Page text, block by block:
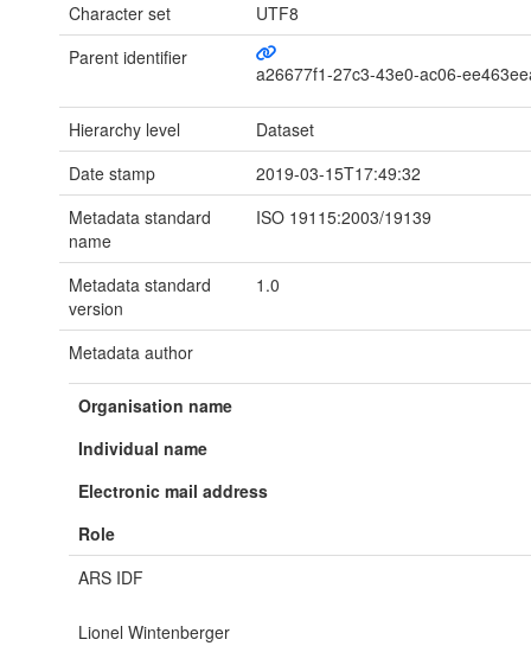
Character set
UTF8
Parent identifier
a26677f1-27c3-43e0-ac06-
Hierarchy level
Dataset
Date stamp
2019-03-15T17:49:32
Metadata standard
name
ISO 19115:2003/19139
Metadata standard
version
1.0
Metadata author
Organisation name
Individual name
Electronic mail address
Role
ARS IDF
Lionel Wintenberger